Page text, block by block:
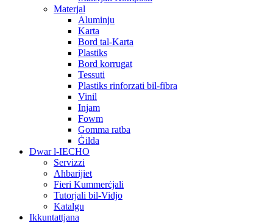
Materjal
Aluminju
Karta
Bord tal-Karta
Plastiks
Bord korrugat
Tessuti
Plastiks rinforzati bil-fibra
Vinil
Injam
Fowm
Gomma ratba
Ġilda
Dwar l-IECHO
Servizzi
Aħbarijiet
Fieri Kummerċjali
Tutorjali bil-Vidjo
Katalgu
Ikkuntattjana